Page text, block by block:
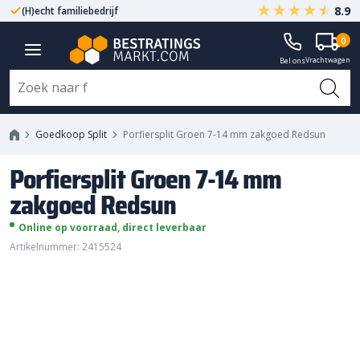
(H)echt familiebedrijf Gegarandeerd A-kwaliteit
8.9
Bel onsVrachtwagen
0
Goedkoop Split Porfiersplit Groen 7-14 mm zakgoed Redsun
Porfiersplit Groen 7-14 mm
zakgoed Redsun
Online op voorraad, direct leverbaar
Artikelnummer: 2415524
Porfiersplit Groen 7-14 mm
zakgoed Redsun